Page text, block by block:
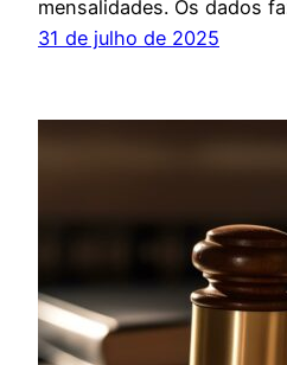
mensalidades. Os dados
31 de julho de 2025